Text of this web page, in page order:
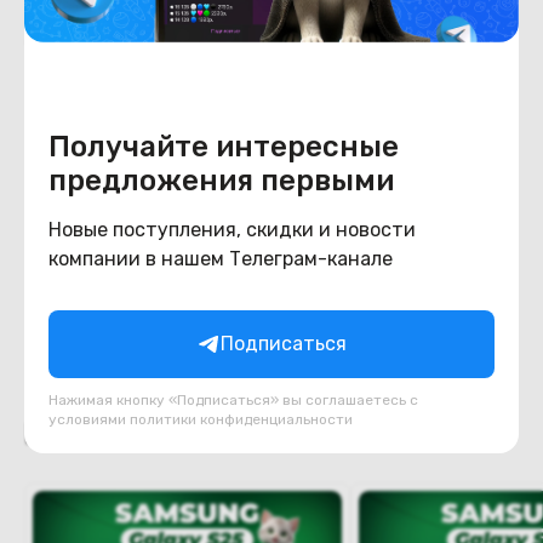
Получайте интересные
предложения первыми
Новые поступления, скидки и новости
компании в нашем Телеграм-канале
Подписаться
Нажимая кнопку «Подписаться» вы соглашаетесь с
условиями политики конфиденциальности
Аккумулятор
Конструкция
Цвет
темно-синий
Материал корпуса
алюминий/стекло
Похожие товары